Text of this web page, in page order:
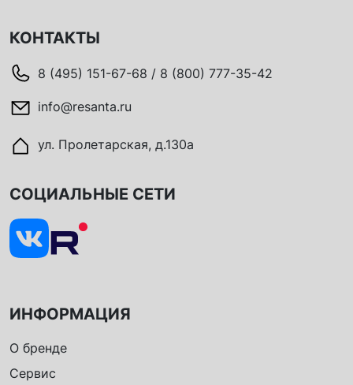
КОНТАКТЫ
8 (495) 151-67-68 / 8 (800) 777-35-42
info@resanta.ru
ул. Пролетарская, д.130а
ИНФОРМАЦИЯ
О бренде
Сервис
СОЦИАЛЬНЫЕ СЕТИ